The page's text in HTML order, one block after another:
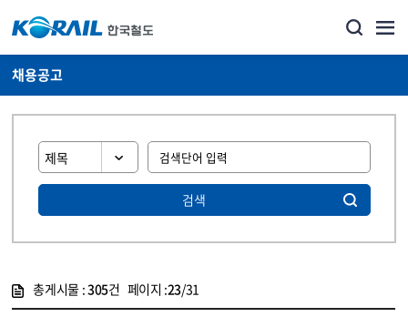
채용공고
검색
총게시물 :305건 페이지 :23/31